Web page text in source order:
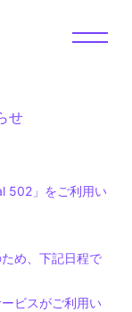
せ
502」をご利用い
め、下記日程で
ビスがご利用い